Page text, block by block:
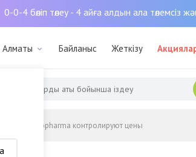
0-0-4 бөліп төлеу - 4 айға алдын ала төлемсіз
Алматы Байланыс Жеткізу
и Europharma контролируют цены